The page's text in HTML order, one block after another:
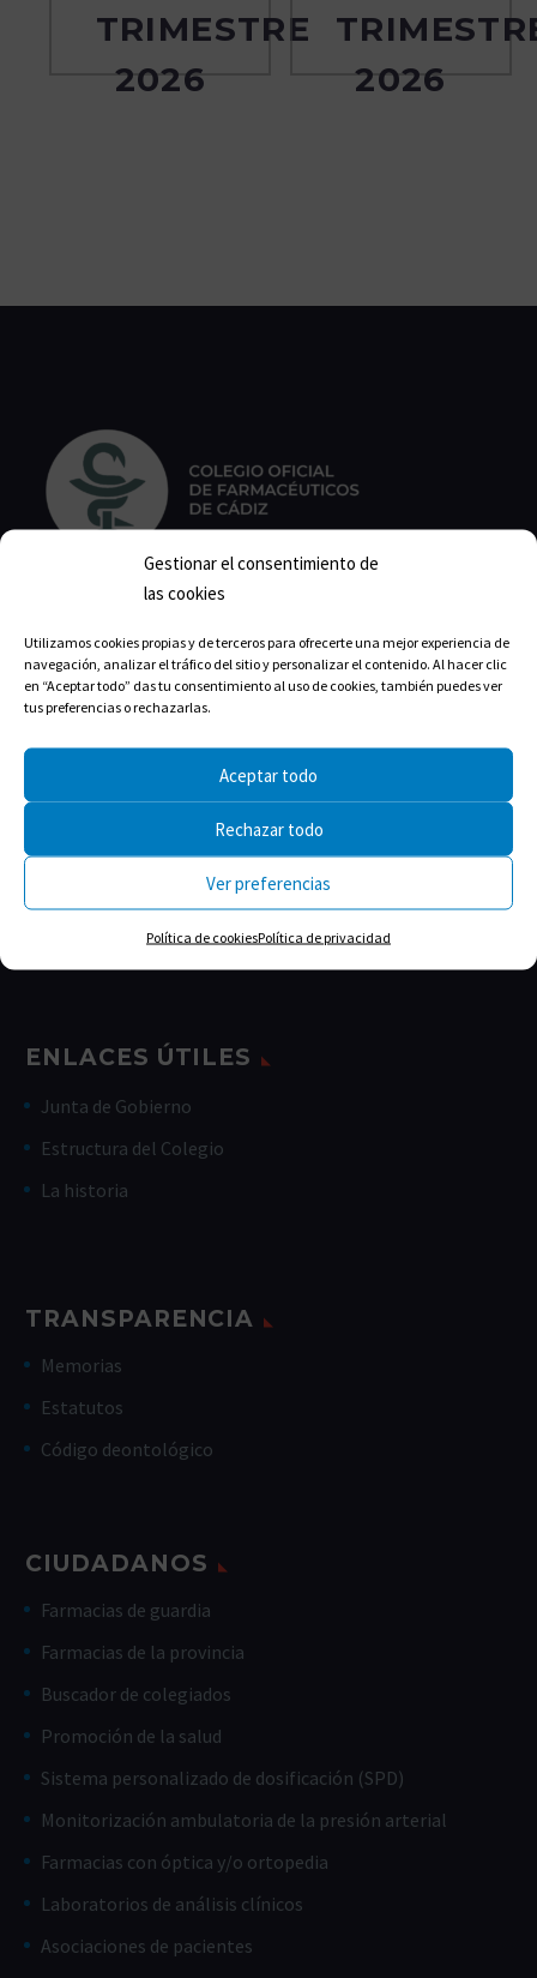
Gestionar el consentimiento de
las cookies
Utilizamos cookies propias y de terceros para ofrecerte una mejor experiencia de
navegación, analizar el tráfico del sitio y personalizar el contenido. Al hacer clic
en “Aceptar todo” das tu consentimiento al uso de cookies, también puedes ver
tus preferencias o rechazarlas.
Aceptar todo
Rechazar todo
Ver preferencias
Política de cookiesPolítica de privacidad
TRIMESTRE
2026
2026
11004 Cádiz
Correo:cofcadiz@redfarma.org
Teléfono:956 211 811
Horario de lunes a jueves:
Tardes: 17:00-19:00
Julio, agosto: 9:00 a 14:00 h
ENLACES ÚTILES
Junta de Gobierno
Estructura del Colegio
La historia
TRANSPARENCIA
Memorias
Estatutos
Código deontológico
CIUDADANOS
Farmacias de guardia
Farmacias de la provincia
Buscador de colegiados
Promoción de la salud
Sistema personalizado de dosificación (SPD)
Monitorización ambulatoria de la presión arterial
Farmacias con óptica y/o ortopedia
Laboratorios de análisis clínicos
Asociaciones de pacientes